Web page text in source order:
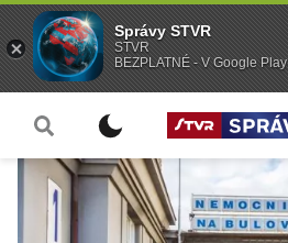
Správy STVR
STVR
BEZPLATNÉ - V Google Play